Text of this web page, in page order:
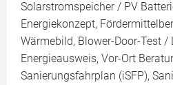
Solarstromspeicher / PV
Energiekonzept,
Wärmebild, Blower-Door-Test /
Energieausweis, Vor-Ort
Sanierungsfahrplan (iSFP),